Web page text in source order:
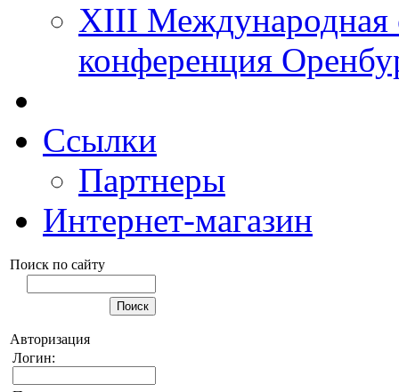
XIII Международная
конференция
Ссылки
Партнеры
Интернет-магазин
Поиск по сайту
Авторизация
Логин: